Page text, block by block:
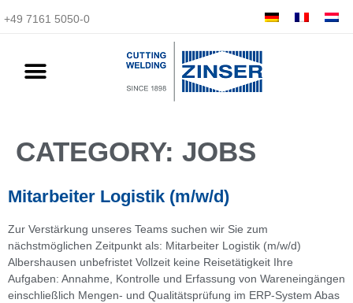
+49 7161 5050-0
CATEGORY: JOBS
Mitarbeiter Logistik (m/w/d)
Zur Verstärkung unseres Teams suchen wir Sie zum
nächstmöglichen Zeitpunkt als: Mitarbeiter Logistik (m/w/d)
Albershausen unbefristet Vollzeit keine Reisetätigkeit Ihre
Aufgaben: Annahme, Kontrolle und Erfassung von Wareneingängen
einschließlich Mengen- und Qualitätsprüfung im ERP-System Abas